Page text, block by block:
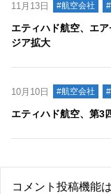
11月13日 #航空会社
エティハド航空、エ
ジア拡大
10月10日 #航空会社
エティハド航空、第3
コメント投稿機能